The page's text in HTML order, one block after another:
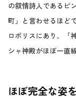
の叙情詩人であるピ
町」と言わせるほど
ロポリスにあり、「
シャ神殿がほぼ一直
ほぼ完全な姿